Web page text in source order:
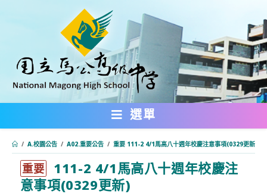
內
選單
/ A.校園公告 / A02.重要公告 / 重要 111-2 4/1馬高八十週年校慶注意事項(0329更新)
重要
111-2 4/1馬高八十週年校慶注
意事項(0329更新)